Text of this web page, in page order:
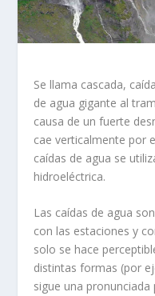
Se llama cascada,
de agua gigante al
causa de un fuerte
cae verticalmente por
caídas de agua se
hidroeléctrica.
Las caídas de agua
con las estaciones y
solo se hace
distintas formas (por
sigue una